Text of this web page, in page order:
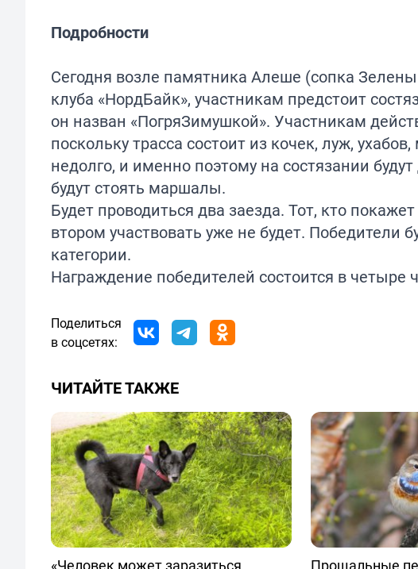
Подробности
Сегодня возле памятника Алеше (сопка
клуба «НордБайк», участникам предстоит
он назван «ПогряЗимушкой». Участникам
поскольку трасса состоит из кочек, луж,
недолго, и именно поэтому на состязании
будут стоять маршалы.
Будет проводиться два заезда. Тот, кто
втором участвовать уже не будет. Победители
категории.
Награждение победителей состоится в четыре
Поделиться
в соцсетях:
ЧИТАЙТЕ ТАКЖЕ
«Человек может заразиться
Прощальные